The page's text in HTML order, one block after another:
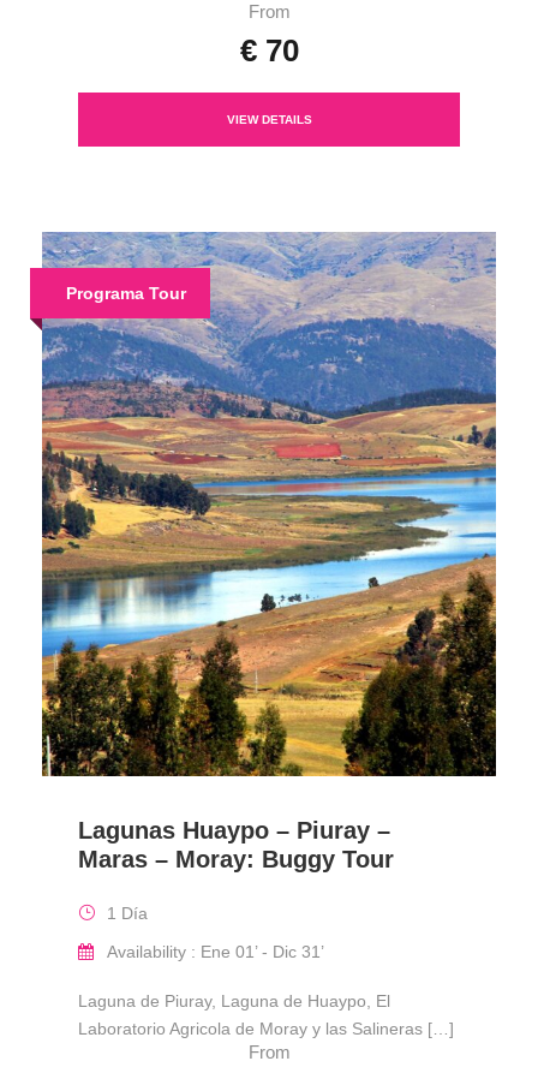
From
€ 70
VIEW DETAILS
Programa Tour
Lagunas Huaypo – Piuray –
Maras – Moray: Buggy Tour
1 Día
Availability : Ene 01’ - Dic 31’
Laguna de Piuray, Laguna de Huaypo, El
Laboratorio Agricola de Moray y las Salineras […]
From